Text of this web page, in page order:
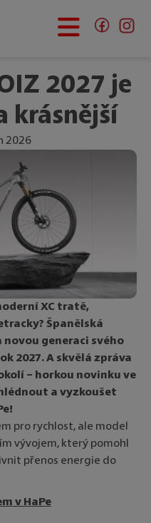
2027 je
krásnější
2026
XC tratě,
Španělská
generaci svého
2027. A skvělá zpráva
– horkou novinku ve
a vyzkoušet
pro rychlost, ale model
vývojem, který pomohl
přenos energie do
v HaPe